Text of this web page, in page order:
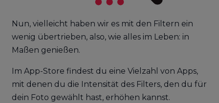
Nun, vielleicht haben wir es mit den Filtern ein
wenig übertrieben, also, wie alles im Leben: in
Maßen genießen.
Im App-Store findest du eine Vielzahl von Apps,
mit denen du die Intensität des Filters, den du für
dein Foto gewählt hast, erhöhen kannst.